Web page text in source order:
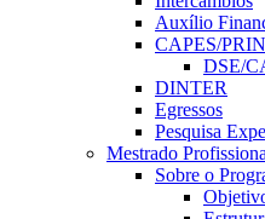
Auxílio
CAPES/
DSE/
DINTER
Egressos
Pesquisa
Mestrado
Sobre o